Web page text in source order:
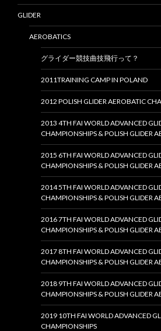
GLIDER
AEROBATICS
グライダー競技曲技飛行って？
2011TRAINING CAMP IN POLAND
2012 POLISH GLIDER AEROBATIC
2013 4TH FAI WORLD ADVANCED
CHAMPIONSHIPS & POLISH GLIDER
2015 6TH FAI WORLD ADVANCED
CHAMPIONSHIPS & POLISH GLIDER
2014 5TH FAI WORLD ADVANCED
CHAMPIONSHIPS & POLISH GLIDER
2016 7TH FAI WORLD ADVANCED
CHAMPIONSHIPS & POLISH GLIDER
2017 8TH FAI WORLD ADVANCED
CHAMPIONSHIPS & POLISH GLIDER
2018 9TH FAI WORLD ADVANCED
CHAMPIONSHIPS & POLISH GLIDER
2019 10TH FAI WORLD ADVANCED
CHAMPIONSHIPS